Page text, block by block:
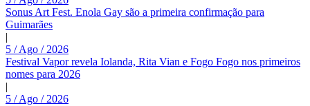
Sonus Art Fest. Enola Gay são a primeira confirmação para
Guimarães
|
5 / Ago / 2026
Festival Vapor revela Iolanda, Rita Vian e Fogo Fogo nos primeiros
nomes para 2026
|
5 / Ago / 2026